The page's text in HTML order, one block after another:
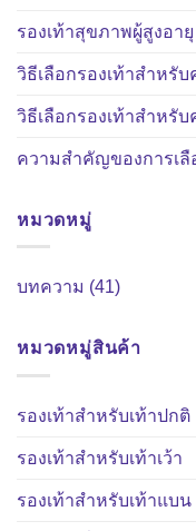
รองเท้าสุขภาพผู้สูงอา
วิธีเลือกรองเท้าสำหรั
วิธีเลือกรองเท้าสำหรั
ความสำคัญของการเลื
หมวดหมู่
บทความ (41)
หมวดหมู่สินค้า
รองเท้าสำหรับเท้าปกติ
รองเท้าสำหรับเท้าเว้า
รองเท้าสำหรับเท้าแบน